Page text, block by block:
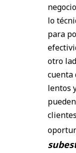
lo
para
otro
cuenta
lentos